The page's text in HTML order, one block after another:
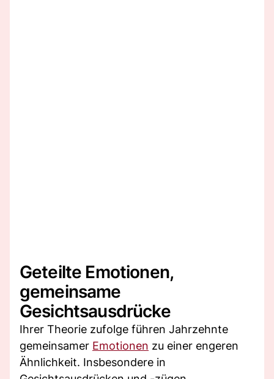
Geteilte Emotionen,
gemeinsame
Gesichtsausdrücke
Ihrer Theorie zufolge führen Jahrzehnte
gemeinsamer Emotionen zu einer engeren
Ähnlichkeit. Insbesondere in